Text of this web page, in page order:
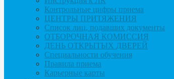
Контрольные цифры приема
ЦЕНТРЫ ПРИТЯЖЕНИЯ
Список лиц, подавших документы
ОТБОРОЧНАЯ КОМИССИЯ
ДЕНЬ ОТКРЫТЫХ ДВЕРЕЙ
Специальности обучения
Правила приема
Карьерные карты